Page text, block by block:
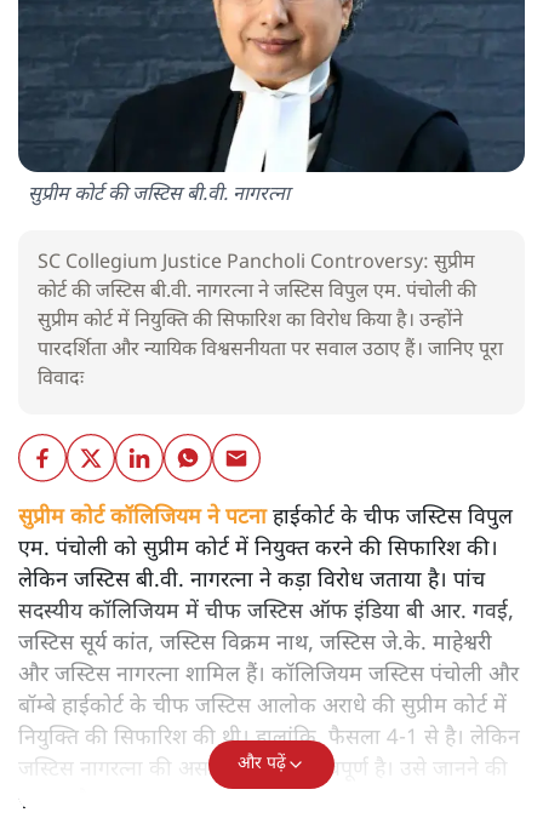
सुप्रीम कोर्ट की जस्टिस बी.वी. नागरत्ना
SC Collegium Justice Pancholi Controversy: सुप्रीम
कोर्ट की जस्टिस बी.वी. नागरत्ना ने जस्टिस विपुल एम. पंचोली की
सुप्रीम कोर्ट में नियुक्ति की सिफारिश का विरोध किया है। उन्होंने
पारदर्शिता और न्यायिक विश्वसनीयता पर सवाल उठाए हैं। जानिए पूरा
विवादः
सुप्रीम कोर्ट कॉलिजियम ने पटनाहाईकोर्ट के चीफ जस्टिस विपुल
एम. पंचोली को सुप्रीम कोर्ट में नियुक्त करने की सिफारिश की।
लेकिन जस्टिस बी.वी. नागरत्ना ने कड़ा विरोध जताया है। पांच
सदस्यीय कॉलिजियम में चीफ जस्टिस ऑफ इंडिया बी आर. गवई,
जस्टिस सूर्य कांत, जस्टिस विक्रम नाथ, जस्टिस जे.के. माहेश्वरी
और जस्टिस नागरत्ना शामिल हैं। कॉलिजियम जस्टिस पंचोली और
बॉम्बे हाईकोर्ट के चीफ जस्टिस आलोक अराधे की सुप्रीम कोर्ट में
नियुक्ति की सिफारिश की थी। हालांकि, फैसला 4-1 से है। लेकिन
जस्टिस नागरत्ना की असहमति बहुत महत्वपूर्ण है। उसे जानने की
ज़रूरत है।
और पढ़ें